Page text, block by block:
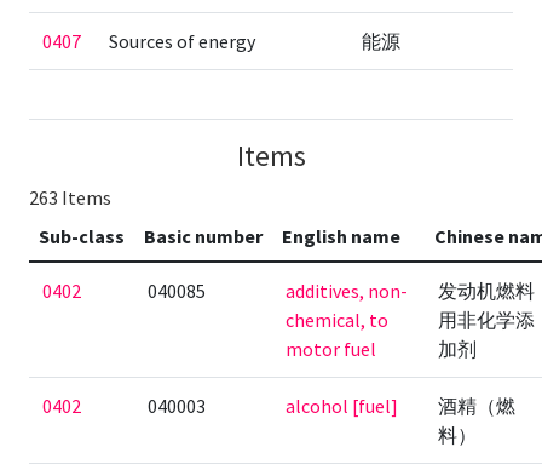
0407 Sources of energy 能源
Items
263 Items
Sub-class
Basic number English name Chinese
0402 040085
additives, non-
chemical, to
motor fuel
发动机燃料
用非化学添
加剂
0402 040003 alcohol [fuel]
酒精（燃
料）